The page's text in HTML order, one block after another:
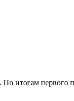
итогам первого